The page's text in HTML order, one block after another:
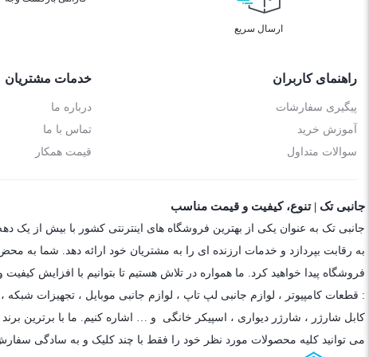
ارسال سریع
راهنمای کاربران
پیگیری سفارشات
آموزش خرید
سوالات متداول
خدمات مشتریان
درباره ما
تماس با ما
قیمت همکار
جانبی تک | تنوع، کیفیت و قیمت مناسب
جانبی تک به عنوان یکی از بهترین فروشگاه های اینترنتی کشور با بیش از یک
به رقابت بپردازد و خدمات ارزنده ای را به مشتریان خود ارائه دهد. شما به
فروشگاه پیدا خواهید کرد. ما همواره در تلاش هستیم تا بتوانیم با افزایش
: قطعات کامپیوتر ، لوازم جانبی لپ تاپ ، لوازم جانبی موبایل ، تجهیزات شبکه ،
کابل شارژر ، شارژر دیواری ، اسپیکر خانگی و … اشاره کنیم. ما با برترین
می توانید کلیه محصولات مورد نظر خود را فقط با چند کلیک و به سادگی